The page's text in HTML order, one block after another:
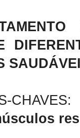
CHAVES: